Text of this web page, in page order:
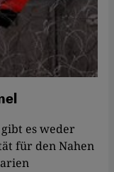
es weder
für den Nahen